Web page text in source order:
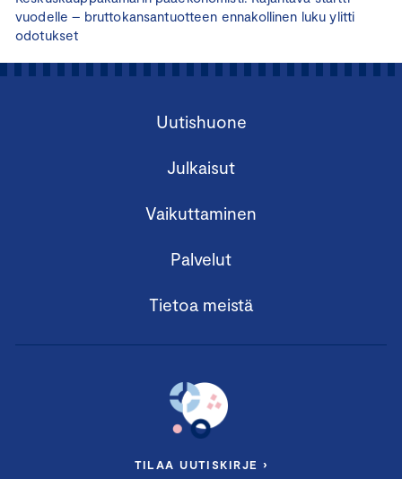
vuodelle – bruttokansantuotteen ennakollinen luku ylitti
odotukset
Uutishuone
Julkaisut
Vaikuttaminen
Palvelut
Tietoa meistä
TILAA UUTISKIRJE ›